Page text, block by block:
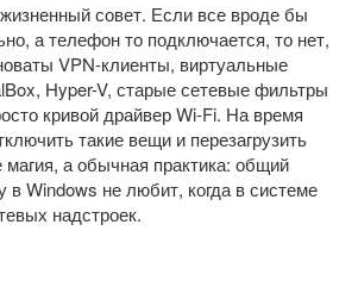
совет. Если все вроде бы
а телефон то подключается, то нет,
VPN-клиенты, виртуальные
Hyper-V, старые сетевые фильтры
кривой драйвер Wi-Fi. На время
такие вещи и перезагрузить
а обычная практика: общий
в Windows не любит, когда в системе
надстроек.